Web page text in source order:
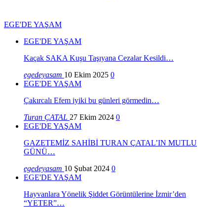
EGE'DE YAŞAM
EGE'DE YAŞAM
Kaçak SAKA Kuşu Taşıyana Cezalar Kesildi…
egedeyasam 10 Ekim 2025 0
EGE'DE YAŞAM
Çakırcalı Efem iyiki bu günleri görmedin…
Turan ÇATAL 27 Ekim 2024 0
EGE'DE YAŞAM
GAZETEMİZ SAHİBİ TURAN ÇATAL’IN MUTLU
GÜNÜ…
egedeyasam 10 Şubat 2024 0
EGE'DE YAŞAM
Hayvanlara Yönelik Şiddet Görüntülerine İzmir’den
“YETER”…